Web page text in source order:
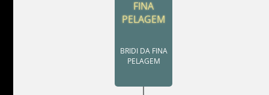
BRIDI DA FINA
PELAGEM